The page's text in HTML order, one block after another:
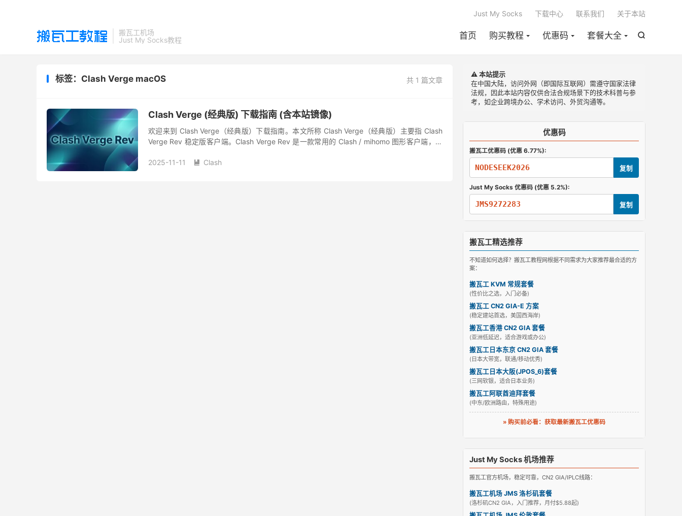
搬瓦工机场
Just My Socks教程

首页 购买教程 优惠码 套餐大全
Just My Socks 下载中心 联系我们 关于本站
共 1 篇文章
标签：Clash Verge macOS
Clash Verge (经典版) 下载指南 (含本站镜像)
欢迎来到 Clash Verge（经典版）下载指南。本文所称 Clash Verge（经典版）主要指 Clash
Verge Rev 稳定版客户端。Clash Verge Rev 是一款常用的 Clash / mihomo 图形客户端，支
2025-11-11
 Clash
⚠️ 本站提示
在中国大陆，访问外网（即国际互联网）需遵守国家法律
法规，因此本站内容仅供合法合规场景下的技术科普与参
考，如企业跨境办公、学术访问、外贸沟通等。
优惠码
搬瓦工优惠码 (优惠 6.77%):
NODESEEK2026 复制
Just My Socks 优惠码 (优惠 5.2%):
JMS9272283 复制
搬瓦工精选推荐
不知道如何选择？搬瓦工教程网根据不同需求为大家推荐最合适的方
案：
搬瓦工 KVM 常规套餐
(性价比之选，入门必备)
搬瓦工 CN2 GIA-E 方案
(稳定建站首选，美国西海岸)
搬瓦工香港 CN2 GIA 套餐
(亚洲低延迟，适合游戏或办公)
搬瓦工日本东京 CN2 GIA 套餐
(日本大带宽，联通/移动优秀)
搬瓦工日本大阪(JPOS_6)套餐
(三网软银，适合日本业务)
搬瓦工阿联酋迪拜套餐
(中东/欧洲路由，特殊用途)
» 购买前必看：获取最新搬瓦工优惠码
Just My Socks 机场推荐
搬瓦工官方机场，稳定可靠，CN2 GIA/IPLC线路：
搬瓦工机场 JMS 洛杉矶套餐
(洛杉矶CN2 GIA，入门推荐，月付$5.88起)